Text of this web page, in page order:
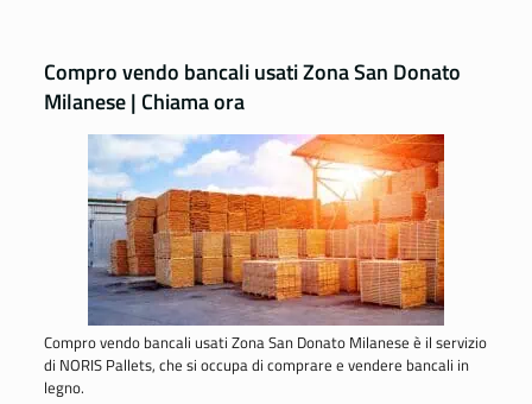
Compro vendo bancali usati Zona San Donato
Milanese | Chiama ora
Compro vendo bancali usati Zona San Donato Milanese è il servizio
di NORIS Pallets, che si occupa di comprare e vendere bancali in
legno.